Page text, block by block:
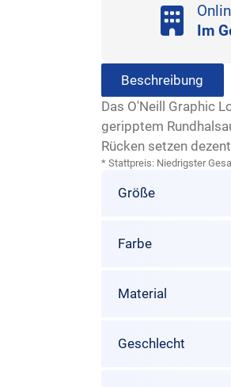
Im
Beschreibung
Das O'Neill Graphic
geripptem
Rücken setzen
* Stattpreis: Niedrigster
Größe
Farbe
Material
Geschlecht